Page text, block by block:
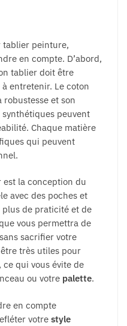
tablier peinture,
en compte. D’abord,
tablier doit être
entretenir. Le coton
et son
peuvent
Chaque matière
qui peuvent
est la conception du
avec des poches et
de praticité et de
vous permettra de
sacrifier votre
très utiles pour
qui vous évite de
ou votre palette.
en compte
votre style